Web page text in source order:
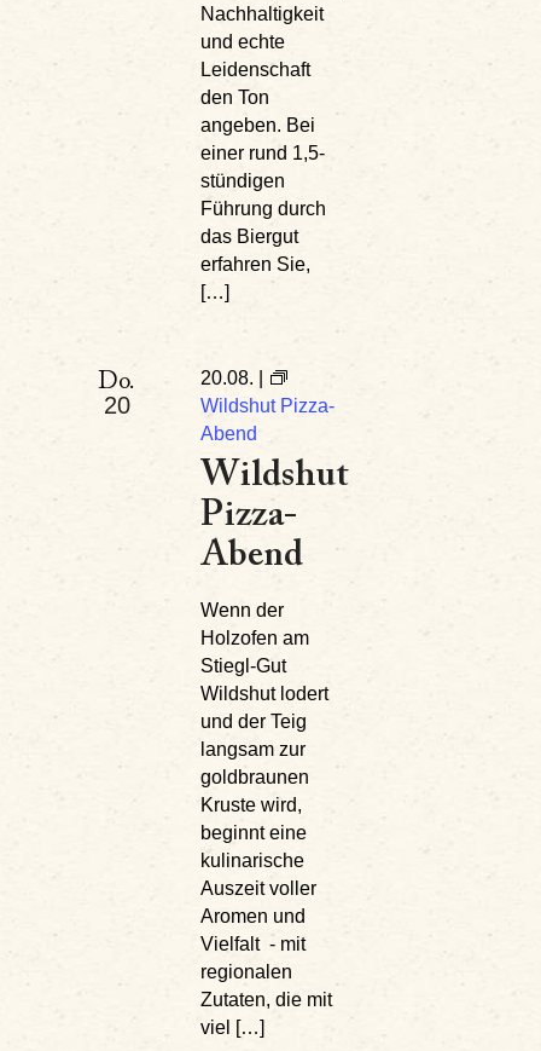
Nachhaltigkeit
und echte
Leidenschaft
den Ton
angeben. Bei
einer rund 1,5-
stündigen
Führung durch
das Biergut
erfahren Sie,
[…]
Do.
20
20.08. |
Wildshut Pizza-
Abend
Wildshut
Pizza-
Abend
Wenn der
Holzofen am
Stiegl-Gut
Wildshut lodert
und der Teig
langsam zur
goldbraunen
Kruste wird,
beginnt eine
kulinarische
Auszeit voller
Aromen und
Vielfalt - mit
regionalen
Zutaten, die mit
viel […]